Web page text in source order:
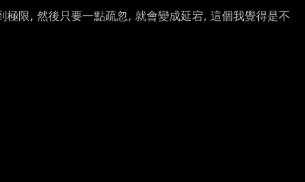
限, 然後只要一點疏忽, 就會變成延宕, 這個我覺得是不